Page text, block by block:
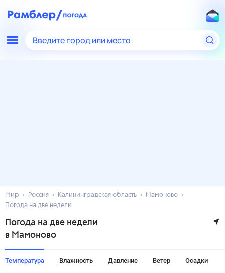
Введите город или место
Мир Россия Калининградская область
Мамоново
Погода на две недели
Погода на две недели
в Мамоново
Температура Влажность Давление Ветер Осадки